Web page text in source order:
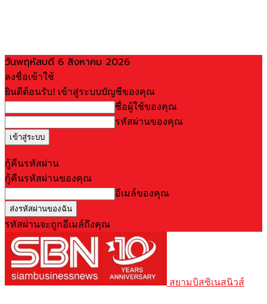
วันพฤหัสบดี 6 สิงหาคม 2026
ลงชื่อเข้าใช้
ยินดีต้อนรับ! เข้าสู่ระบบบัญชีของคุณ
ชื่อผู้ใช้ของคุณ
รหัสผ่านของคุณ
กู้คืนรหัสผ่าน
กู้คืนรหัสผ่านของคุณ
อีเมล์ของคุณ
รหัสผ่านจะถูกอีเมล์ถึงคุณ
สยามบิสซิเนสนิวส์